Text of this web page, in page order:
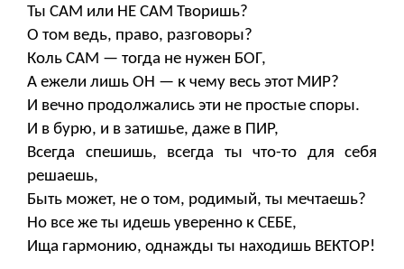
Ты САМ или НЕ САМ Творишь?
О том ведь, право, разговоры?
Коль САМ — тогда не нужен БОГ,
А ежели лишь ОН — к чему весь этот МИР?
И вечно продолжались эти не простые споры.
И в бурю, и в затишье, даже в ПИР,
Всегда спешишь, всегда ты что-то для себя
решаешь,
Быть может, не о том, родимый, ты мечтаешь?
Но все же ты идешь уверенно к СЕБЕ,
Ища гармонию, однажды ты находишь ВЕКТОР!